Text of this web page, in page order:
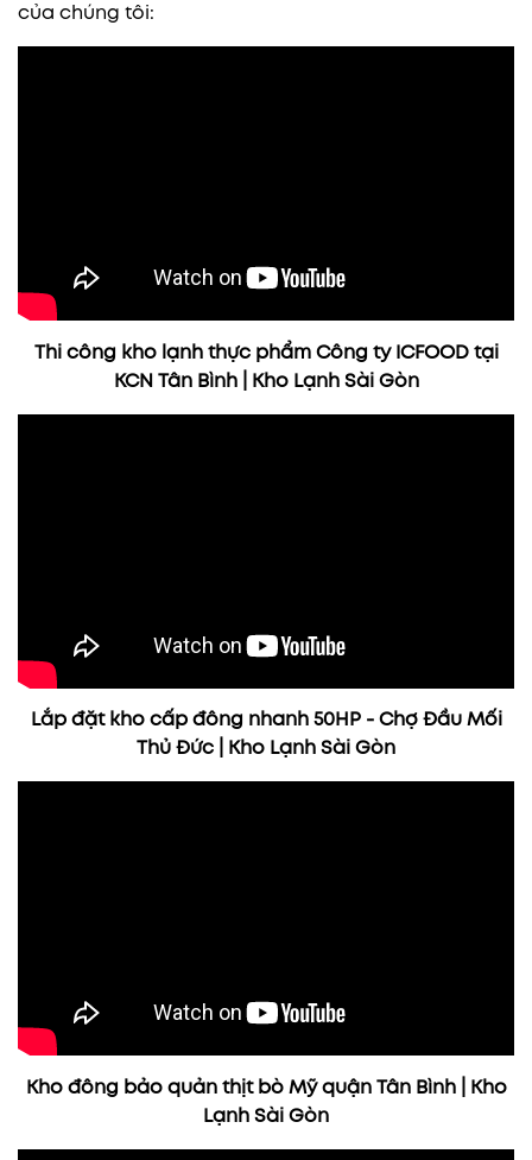
của chúng tôi:
Thi công kho lạnh thực phẩm Công ty ICFOOD tại
KCN Tân Bình | Kho Lạnh Sài Gòn
Lắp đặt kho cấp đông nhanh 50HP - Chợ Đầu Mối
Thủ Đức | Kho Lạnh Sài Gòn
Kho đông bảo quản thịt bò Mỹ quận Tân Bình | Kho
Lạnh Sài Gòn